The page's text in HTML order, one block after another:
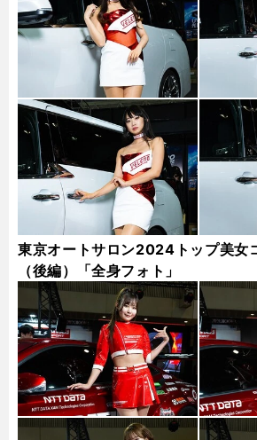
東京オートサロン2024トップ美女
（後編）「全身フォト」